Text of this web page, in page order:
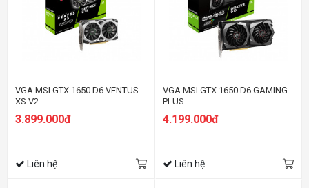
VGA MSI GTX 1650 D6 VENTUS
XS V2
3.899.000đ
Liên hệ
VGA MSI GTX 1650 D6 GAMING
PLUS
4.199.000đ
Liên hệ